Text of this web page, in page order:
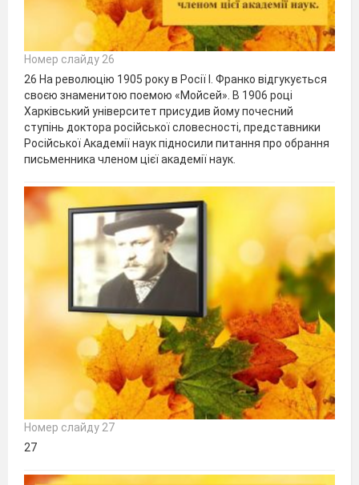
Номер слайду 26
26 На революцію 1905 року в Росії І. Франко відгукується
своєю знаменитою поемою «Мойсей». В 1906 році
Харківський університет присудив йому почесний
ступінь доктора російської словесності, представники
Російської Академії наук підносили питання про обрання
письменника членом цієї академії наук.
Номер слайду 27
27